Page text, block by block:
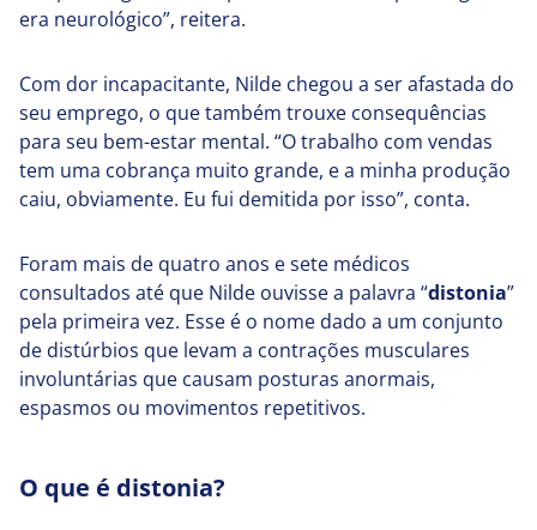
era neurológico”, reitera.
Com dor incapacitante, Nilde chegou a ser afastada do
seu emprego, o que também trouxe consequências
para seu bem-estar mental. “O trabalho com vendas
tem uma cobrança muito grande, e a minha produção
caiu, obviamente. Eu fui demitida por isso”, conta.
Foram mais de quatro anos e sete médicos
consultados até que Nilde ouvisse a palavra “distonia”
pela primeira vez. Esse é o nome dado a um conjunto
de distúrbios que levam a contrações musculares
involuntárias que causam posturas anormais,
espasmos ou movimentos repetitivos.
O que é distonia?